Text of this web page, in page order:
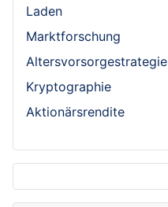
Laden
Marktforschung
Altersvorsorgestrategie
Kryptographie
Aktionärsrendite